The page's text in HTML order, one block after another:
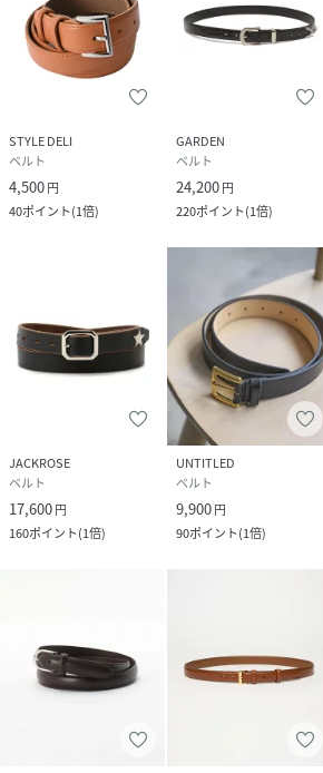
STYLE DELI
ベルト
4,500円
40ポイント(1倍)
GARDEN
ベルト
24,200円
220ポイント(1倍)
JACKROSE
ベルト
17,600円
160ポイント(1倍)
UNTITLED
ベルト
9,900円
90ポイント(1倍)